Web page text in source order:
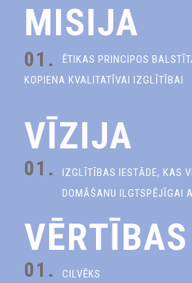
MISIJA
01.
ĒTIKAS PRINCIPOS
KOPIENA KVALITATĪVAI IZGLĪTĪBAI
VĪZIJA
01.
IZGLĪTĪBAS IESTĀDE, KAS
DOMĀŠANU ILGTSPĒJĪGAI
VĒRTĪBAS
01. CILVĒKS